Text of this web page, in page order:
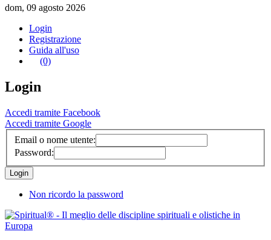
dom, 09 agosto 2026
Login
Registrazione
Guida all'uso
(0)
Login
Accedi tramite Facebook
Accedi tramite Google
Email o nome utente:
Password:
Non ricordo la password